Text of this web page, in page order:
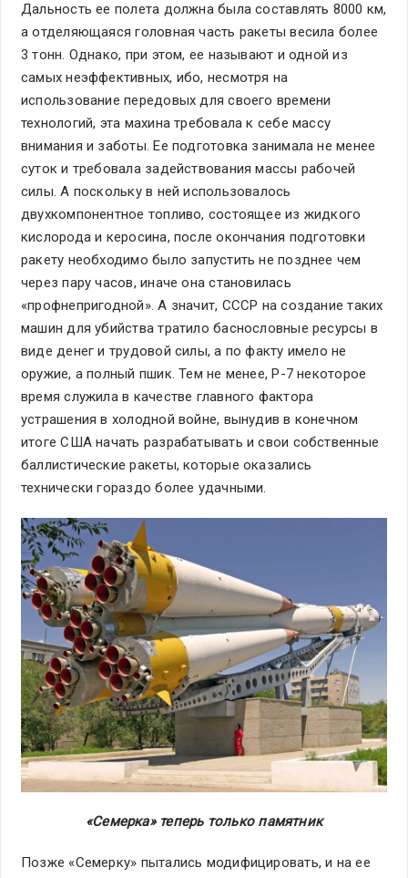
Дальность ее полета должна была составлять 8000 км,
а отделяющаяся головная часть ракеты весила более
3 тонн. Однако, при этом, ее называют и одной из
самых неэффективных, ибо, несмотря на
использование передовых для своего времени
технологий, эта махина требовала к себе массу
внимания и заботы. Ее подготовка занимала не менее
суток и требовала задействования массы рабочей
силы. А поскольку в ней использовалось
двухкомпонентное топливо, состоящее из жидкого
кислорода и керосина, после окончания подготовки
ракету необходимо было запустить не позднее чем
через пару часов, иначе она становилась
«профнепригодной». А значит, СССР на создание таких
машин для убийства тратило баснословные ресурсы в
виде денег и трудовой силы, а по факту имело не
оружие, а полный пшик. Тем не менее, Р-7 некоторое
время служила в качестве главного фактора
устрашения в холодной войне, вынудив в конечном
итоге США начать разрабатывать и свои собственные
баллистические ракеты, которые оказались
технически гораздо более удачными.
«Семерка» теперь только памятник
Позже «Семерку» пытались модифицировать, и на ее